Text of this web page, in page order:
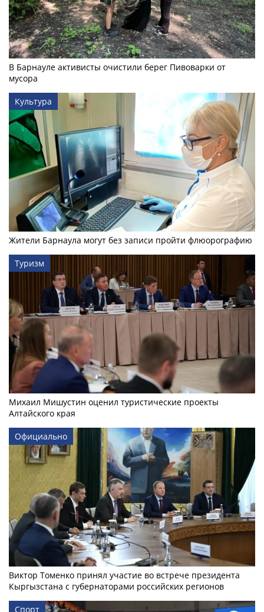
В Барнауле активисты очистили берег Пивоварки от
мусора
Культура
Жители Барнаула могут без записи пройти флюорографию
Туризм
Михаил Мишустин оценил туристические проекты
Алтайского края
Официально
Виктор Томенко принял участие во встрече президента
Кыргызстана с губернаторами российских регионов
Спорт